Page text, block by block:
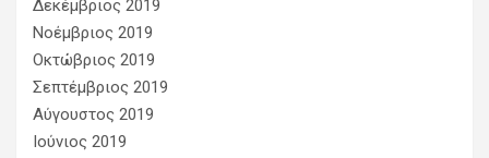
Δεκέμβριος 2019
Νοέμβριος 2019
Οκτώβριος 2019
Σεπτέμβριος 2019
Αύγουστος 2019
Ιούνιος 2019